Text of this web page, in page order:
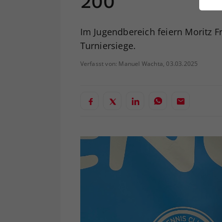
Im Jugendbereich feiern Moritz
Turniersiege.
Verfasst von: Manuel Wachta, 03.03.2025